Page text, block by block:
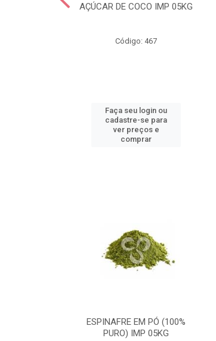
AÇÚCAR DE COCO IMP 05KG
Código: 467
Faça seu login ou
cadastre-se para
ver preços e
comprar
ESPINAFRE EM PÓ (100%
PURO) IMP 05KG